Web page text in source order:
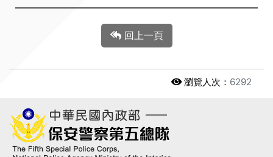
回上一頁
瀏覽人次： 6292